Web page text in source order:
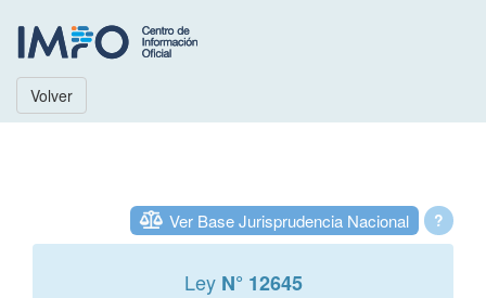
Volver
?
Ver Base Jurisprudencia Nacional
Ley N° 12645